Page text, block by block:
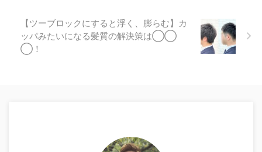
【ツーブロックにすると浮く、膨らむ】カ
ッパみたいになる髪質の解決策は◯◯
◯！